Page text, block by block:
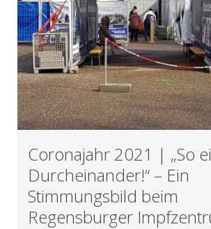
Coronajahr 2021 | „So
Durcheinander!“ – Ein
Stimmungsbild beim
Regensburger